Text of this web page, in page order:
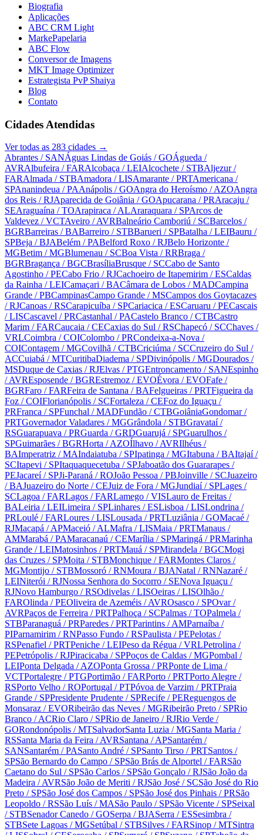
Biografia
Aplicações
ABC CRM Light
MarkePapelaria
ABC Flow
Conversor de Imagens
MKT Image Optimizer
Estrategista PvP Shaiya
Blog
Contato
Cidades Atendidas
Ver todas as 283 cidades →
Abrantes / SANÁguas Lindas de Goiás / GOÁgueda /
AVRAlbufeira / FARAlcobaça / LEIAlcochete / STBAljezur/
FARAlmada / STBAmadora / LISAmarante / PRTAmericana /
SPAnanindeua / PAAnápolis / GOAngra do Heroísmo / AZOAngra
dos Reis / RJAparecida de Goiânia / GOApucarana / PRAracaju /
SEAraguaína / TOArapiraca / ALAraraquara / SPArcos de
Valdevez / VCTAveiro / AVRBalneário Camboriú / SCBarcelos /
BGRBarreiras / BABarreiro / STBBarueri / SPBatalha / LEIBauru /
SPBeja / BJABelém / PABelford Roxo / RJBelo Horizonte /
MGBetim / MGBlumenau / SCBoa Vista / RRBraga /
BGRBragança / BGCBrasíliaBrusque / SCCabo de Santo
Agostinho / PECabo Frio / RJCachoeiro de Itapemirim / ESCaldas
da Rainha / LEICamaçari / BACâmara de Lobos / MADCampina
Grande / PBCampinasCampo Grande / MSCampos dos Goytacazes
/ RJCanoas / RSCarapicuíba / SPCariacica / ESCaruaru / PECascais
/ LISCascavel / PRCastanhal / PACastelo Branco / CTBCastro
Marim / FARCaucaia / CECaxias do Sul / RSChapecó / SCChaves /
VRLCoimbra / COIColombo / PRCondeixa-a-Nova /
COIContagem / MGCovilhã / CTBCriciúma / SCCruzeiro do Sul /
ACCuiabá / MTCuritibaDiadema / SPDivinópolis / MGDourados /
MSDuque de Caxias / RJElvas / PTGEntroncamento / SANEspinho
/ AVREsposende / BGREstremoz / EVOÉvora / EVOFafe /
BGRFaro / FARFeira de Santana / BAFelgueiras / PRTFigueira da
Foz / COIFlorianópolis / SCFortaleza / CEFoz do Iguaçu /
PRFranca / SPFunchal / MADFundão / CTBGoiâniaGondomar/
PRTGovernador Valadares / MGGrândola / STBGravataí/
RSGuarapuava / PRGuarda / GRDGuarujá / SPGuarulhos /
SPGuimarães / BGRHorta / AZOÍlhavo / AVRIlhéus /
BAImperatriz / MAIndaiatuba / SPIpatinga / MGItabuna / BAItajaí/
SCItapevi / SPItaquaquecetuba / SPJaboatão dos Guararapes /
PEJacareí/ SPJi-Paraná / ROJoão Pessoa / PBJoinville / SCJuazeiro
/ BAJuazeiro do Norte / CEJuiz de Fora / MGJundiaí/ SPLages /
SCLagoa / FARLagos / FARLamego / VISLauro de Freitas /
BALeiria / LEILimeira / SPLinhares / ESLisboa / LISLondrina /
PRLoulé / FARLoures / LISLousada / PRTLuziânia / GOMacaé /
RJMacapá / APMaceió / ALMafra / LISMaia / PRTManaus /
AMMarabá / PAMaracanaú / CEMarília / SPMaringá / PRMarinha
Grande / LEIMatosinhos / PRTMauá / SPMirandela / BGCMogi
das Cruzes / SPMoita / STBMonchique / FARMontes Claros /
MGMontijo / STBMossoró / RNMoura / BJANatal / RNNazaré /
LEINiterói / RJNossa Senhora do Socorro / SENova Iguaçu /
RJNovo Hamburgo / RSOdivelas / LISOeiras / LISOlhão /
FAROlinda / PEOliveira de Azeméis / AVROsasco / SPOvar/
AVRPaços de Ferreira / PRTPalhoça / SCPalmas / TOPalmela /
STBParanaguá / PRParedes / PRTParintins / AMParnaíba /
PIParnamirim / RNPasso Fundo / RSPaulista / PEPelotas /
RSPenafiel / PRTPeniche / LEIPeso da Régua / VRLPetrolina /
PEPetrópolis / RJPiracicaba / SPPoços de Caldas / MGPombal /
LEIPonta Delgada / AZOPonta Grossa / PRPonte de Lima /
VCTPortalegre / PTGPortimão / FARPorto / PRTPorto Alegre /
RSPorto Velho / ROPortugal / PTPóvoa de Varzim / PRTPraia
Grande / SPPresidente Prudente / SPRecife / PEReguengos de
Monsaraz / EVORibeirão das Neves / MGRibeirão Preto / SPRio
Branco / ACRio Claro / SPRio de Janeiro / RJRio Verde /
GORondonópolis / MTSalvadorSanta Luzia / MGSanta Maria /
RSSanta Maria da Feira / AVRSantana / APSantarém /
SANSantarém / PASanto André / SPSanto Tirso / PRTSantos /
SPSão Bernardo do Campo / SPSão Brás de Alportel / FARSão
Caetano do Sul / SPSão Carlos / SPSão Gonçalo / RJSão João da
Madeira / AVRSão João de Meriti / RJSão José / SCSão José do Rio
Preto / SPSão José dos Campos / SPSão José dos Pinhais / PRSão
Leopoldo / RSSão Luís / MASão Paulo / SPSão Vicente / SPSeixal
/ STBSenador Canedo / GOSerpa / BJASerra / ESSesimbra /
STBSete Lagoas / MGSetúbal / STBSilves / FARSinop / MTSintra